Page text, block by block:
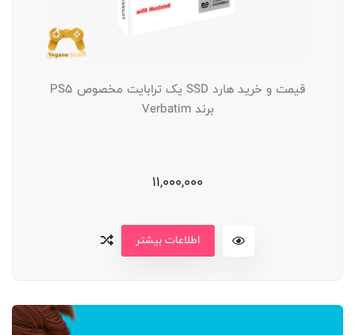
قیمت و خرید هارد SSD یک ترابایت مخصوص PS5
برند Verbatim
11,000,000
اطلاعات بیشتر